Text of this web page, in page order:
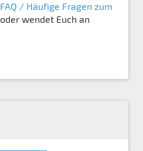
FAQ / Häufige Fragen zum
oder wendet Euch an